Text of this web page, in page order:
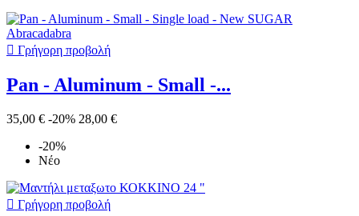
 Γρήγορη προβολή
Pan - Aluminum - Small -...
35,00 € -20% 28,00 €
-20%
Νέο
 Γρήγορη προβολή